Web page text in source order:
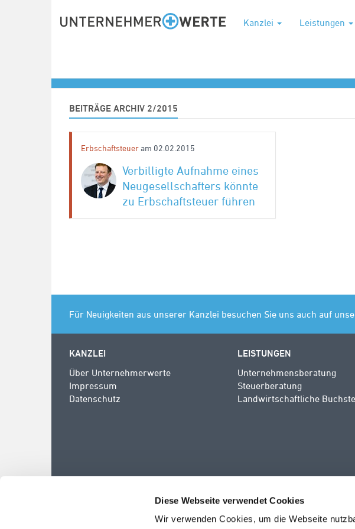
Diese Webseite verwendet Cookies
Wir verwenden Cookies, um die Webseite
Kanzlei Leistungen
BEITRÄGE ARCHIV 2/2015
Erbschaftsteuer am 02.02.2015
Verbilligte Aufnahme eines
Neugesellschafters könnte
zu Erbschaftsteuer führen
Für Neuigkeiten aus unserer Kanzlei besuchen Sie uns auch auf
KANZLEI
Über Unternehmerwerte
Impressum
Datenschutz
LEISTUNGEN
Unternehmensberatung
Steuerberatung
Landwirtschaftliche